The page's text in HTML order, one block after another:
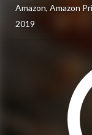
Amazon, Amazon
2019